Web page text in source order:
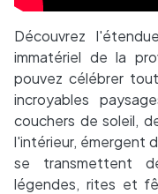
Découvrez
immatériel de la
pouvez célébrer
incroyables
couchers de soleil,
l'intérieur, émergent
se transmettent
légendes, rites et